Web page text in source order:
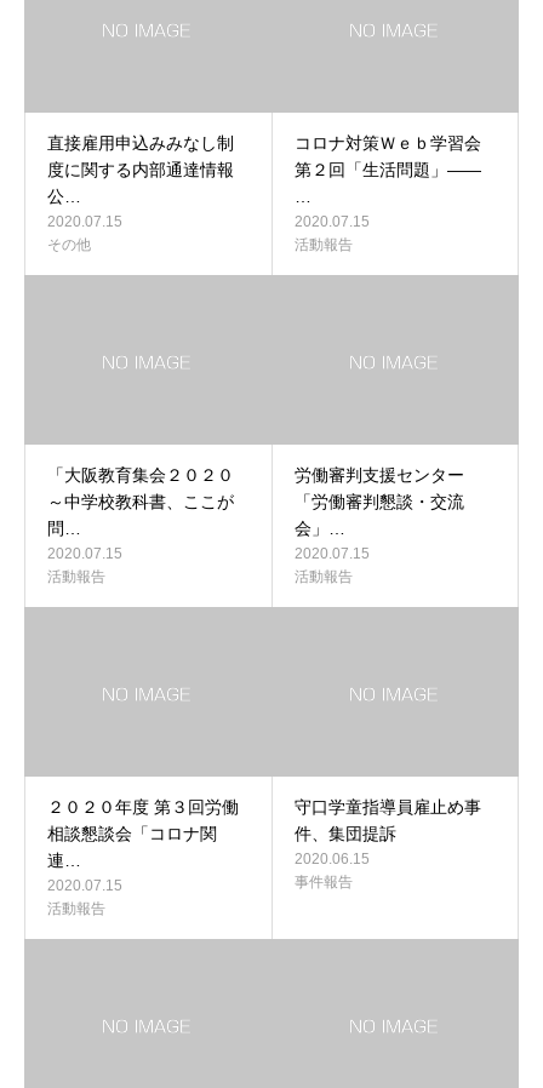
直接雇用申込みみなし制
度に関する内部通達情報
公…
2020.07.15
その他
コロナ対策Ｗｅｂ学習会
第２回「生活問題」――
2020.07.15
活動報告
「大阪教育集会２０２０
～中学校教科書、ここが
問…
2020.07.15
活動報告
労働審判支援センター
「労働審判懇談・交流
会」…
2020.07.15
活動報告
２０２０年度 第３回労働
相談懇談会「コロナ関
連…
2020.07.15
活動報告
守口学童指導員雇止め事
件、集団提訴
2020.06.15
事件報告